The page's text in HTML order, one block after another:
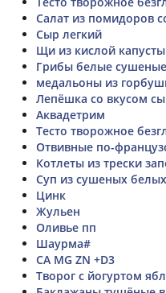
Салат из помидоров
Сыр легкий
Щи из кислой капусты
Грибы белые сушеные
медальоны из
Лепёшка со вкусом
Аквадетрим
Тесто творожное
Отвивные по-
Котлеты из трески
Суп из сушеных
Цинк
Жульен
Оливье пп
Шаурма#
CA MG ZN +D3
Творог с йогуртом